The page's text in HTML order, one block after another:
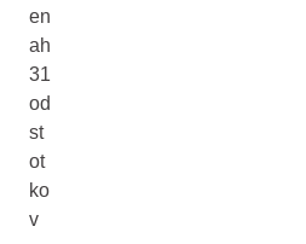
en
ah
31
od
st
ot
ko
v